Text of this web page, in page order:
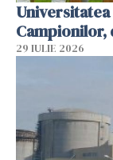
Campionilor,
29 IULIE 2026